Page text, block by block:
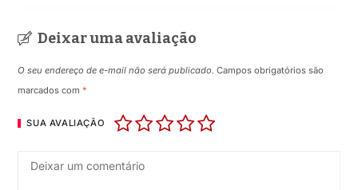
Deixar uma avaliação
O seu endereço de e-mail não será publicado. Campos obrigatórios são
marcados com*
SUA AVALIAÇÃO